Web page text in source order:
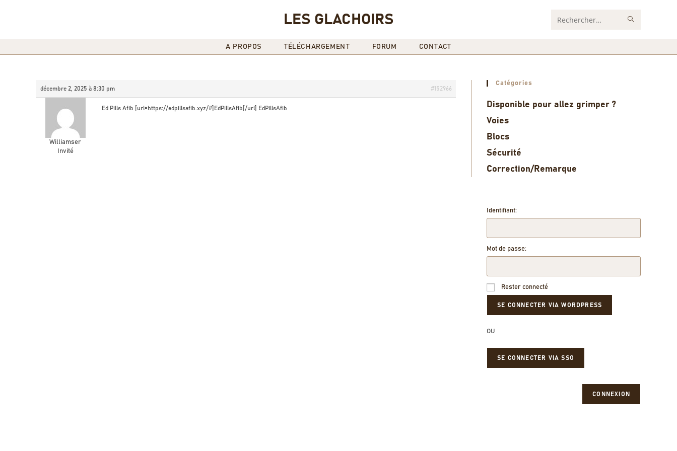
LES GLACHOIRS Rechercher
A PROPOS TÉLÉCHARGEMENT FORUM CONTACT
décembre 2, 2025 à 8:30 pm #152966
Williamser
Invité
Ed Pills Afib [url=https://edpillsafib.xyz/#]EdPillsAfib[/url] EdPillsAfib
Catégories
Disponible pour allez grimper ?
Voies
Blocs
Sécurité
Correction/Remarque
Identifiant:
Mot de passe:
Rester connecté
OU
SE CONNECTER VIA SSO
CONNEXION